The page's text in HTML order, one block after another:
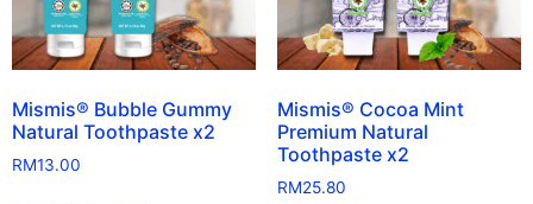
Mismis® Bubble Gummy
Natural Toothpaste x2
RM13.00
Mismis® Cocoa Mint
Premium Natural
Toothpaste x2
RM25.80